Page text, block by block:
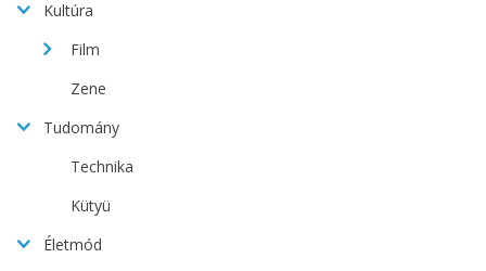
Kultúra
Film
Zene
Tudomány
Technika
Kütyü
Életmód